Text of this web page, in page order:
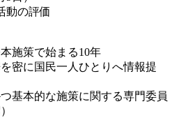
動の評価
施策で始まる10年
密に国民一人ひとりへ情報提
基本的な施策に関する専門委員